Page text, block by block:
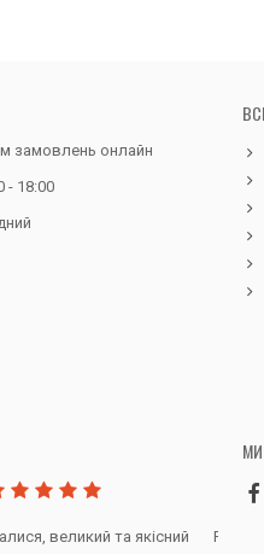
замовлень онлайн
- 18:00
великий та якісний